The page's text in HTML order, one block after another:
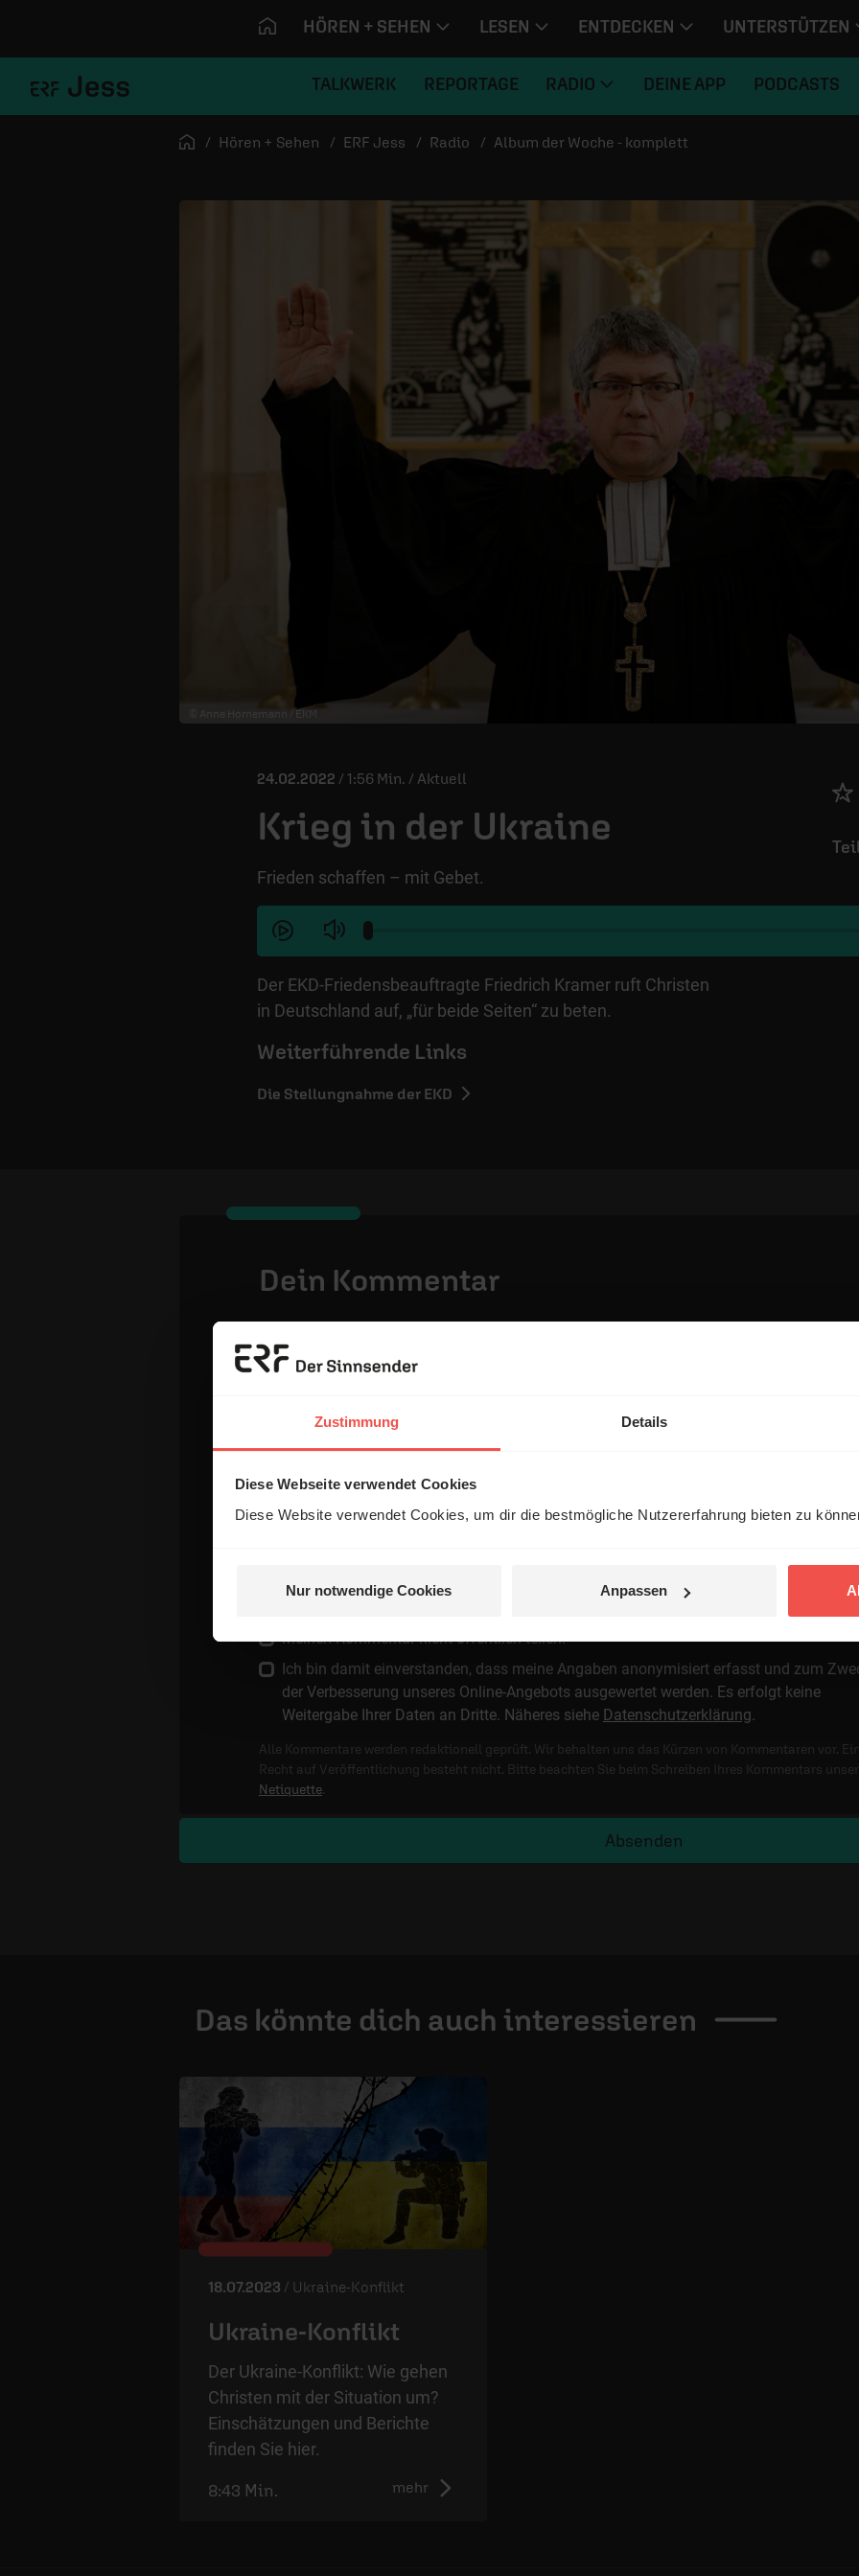
Zustimmung Details
Diese Webseite verwendet Cookies
Diese Website verwendet Cookies, um dir die bestmögliche Nutzererfahrung bieten zu
Nur notwendige Cookies Anpassen
HÖREN + SEHEN LESEN ENTDECKEN UNTERSTÜTZEN
TALKWERK REPORTAGE RADIO DEINE APP PODCASTS
Startseite
Hören + Sehen ERF Jess Radio Album der Woche - komplett
© Anne Hornemann / EKM
24.02.2022 / 1:56 Min. / Aktuell
Krieg in der Ukraine
Frieden schaffen – mit Gebet.
Der EKD-Friedensbeauftragte Friedrich Kramer ruft Christen
in Deutschland auf, „für beide Seiten“ zu beten.
Weiterführende Links
Die Stellungnahme der EKD
Dein Kommentar
Name:
Meinen Kommentar nicht öffentlich teilen.
Ich bin damit einverstanden, dass meine Angaben anonymisiert erfasst und zum
der Verbesserung unseres Online-Angebots ausgewertet werden. Es erfolgt keine
Weitergabe Ihrer Daten an Dritte. Näheres siehe Datenschutzerklärung.
Alle Kommentare werden redaktionell geprüft. Wir behalten uns das Kürzen von Kommentaren vor. Ein
Recht auf Veröffentlichung besteht nicht. Bitte beachten Sie beim Schreiben Ihres Kommentars
Netiquette.
Absenden
Das könnte dich auch interessieren
18.07.2023 / Ukraine-Konflikt
Ukraine-Konflikt
Der Ukraine-Konflikt: Wie gehen
Christen mit der Situation um?
Einschätzungen und Berichte
finden Sie hier.
mehr
8:43 Min.